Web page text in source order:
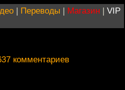
| Переводы | Магазин | VIP
комментариев